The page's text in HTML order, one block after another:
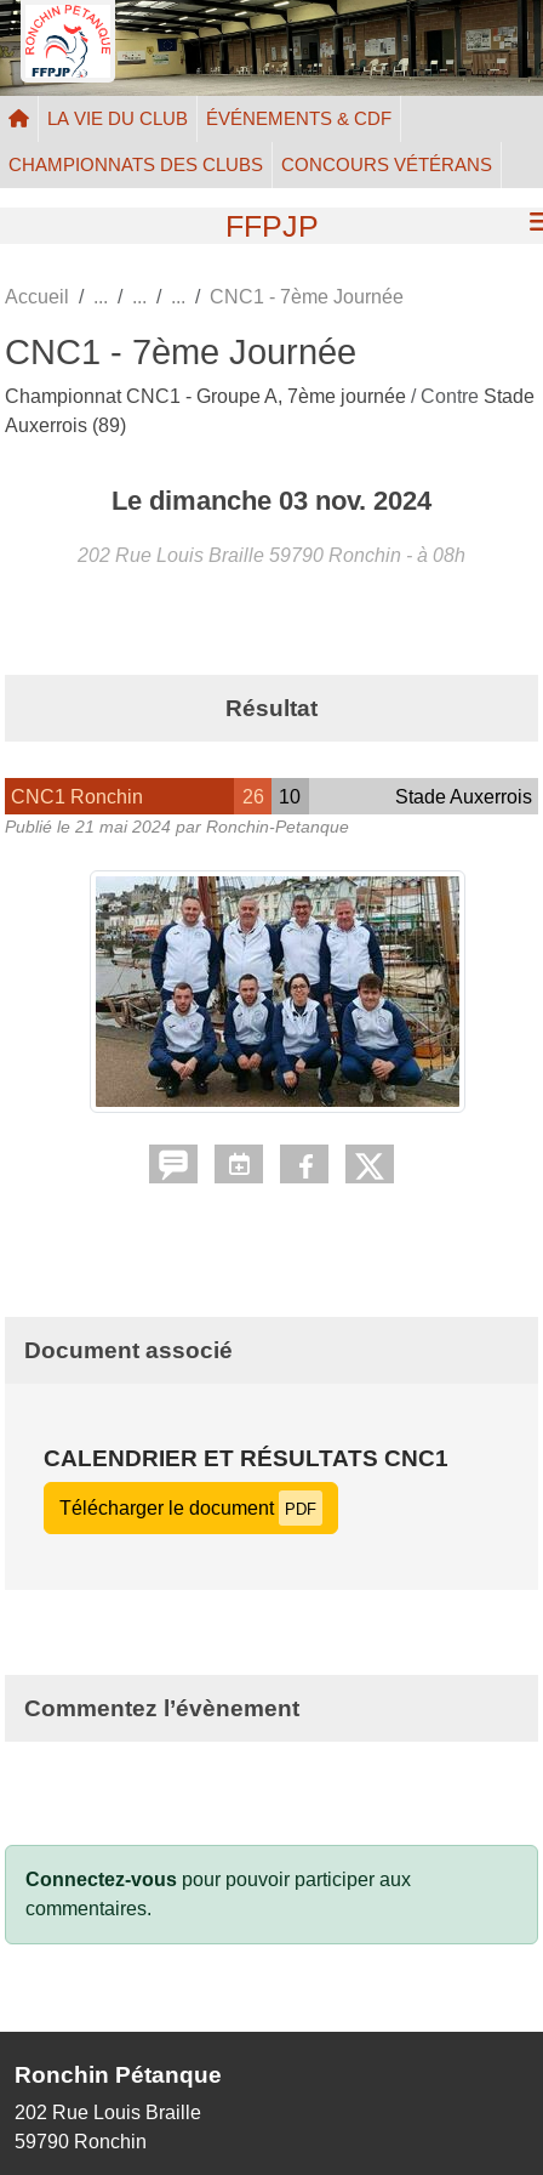
LA VIE DU CLUB ÉVÉNEMENTS & CDF
CHAMPIONNATS DES CLUBS CONCOURS VÉTÉRANS
FFPJP
Accueil CNC1 - 7ème Journée
CNC1 - 7ème Journée
Championnat CNC1 - Groupe A, 7ème journée / Contre Stade
Auxerrois (89)
Le dimanche 03 nov. 2024
202 Rue Louis Braille 59790 Ronchin - à 08h
Résultat
CNC1 Ronchin 26 10 Stade Auxerrois
Publié le 21 mai 2024 par Ronchin-Petanque
Document associé
CALENDRIER ET RÉSULTATS CNC1
Télécharger le document PDF
Commentez l’évènement
Connectez-vous pour pouvoir participer aux
commentaires.
Ronchin Pétanque
202 Rue Louis Braille
59790 Ronchin
Panneau de gestion des cookies